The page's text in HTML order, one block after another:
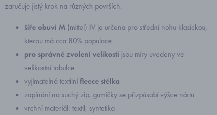
zaručuje jistý krok na různých površích.
šíře obuvi M (mittel) IV je určena pro střední nohu klasickou,
kterou má cca 80% populace
pro správné zvolení velikosti jsou míry uvedeny ve
velikostní tabulce
vyjímatelná textilnífleece stélka
zapínání na suchý zip, gumičky se přizpůsobí výšce nártu
vrchní materiál: textil, syntetika